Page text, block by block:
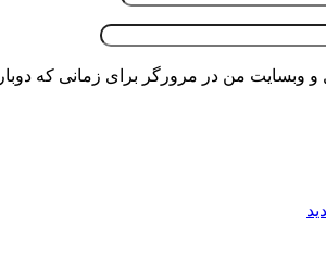
و وبسایت من در مرورگر برای زمانی که